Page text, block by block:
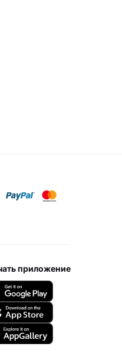
приложение